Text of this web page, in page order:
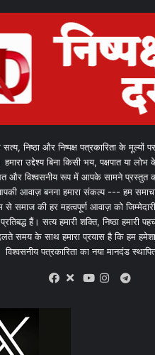
सत्य, निष्ठा और निष्पक्ष पत्रकारिता के मूल्यों
उद्देश्य बिना किसी भय, पक्षपात या
और विश्वसनीय रूप में आपके सामने प्रस्तुत
आवाज़ बनना हमारा संकल्प --- हम
से समाज की हर महत्वपूर्ण आवाज़ को
हैं। सत्य हमारी शक्ति, निष्ठा हमारी
समय के साथ हमारा प्रयास है कि हम
विश्वसनीय पत्रकारिता का नया मानदंड
X